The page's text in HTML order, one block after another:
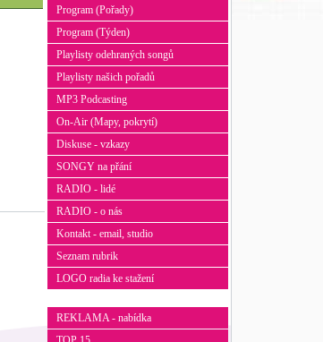
Program (Pořady)
Program (Týden)
Playlisty odehraných songů
Playlisty našich pořadů
MP3 Podcasting
On-Air (Mapy, pokrytí)
Diskuse - vzkazy
SONGY na přání
RADIO - lidé
RADIO - o nás
Kontakt - email, studio
Seznam rubrik
LOGO radia ke stažení
REKLAMA - nabídka